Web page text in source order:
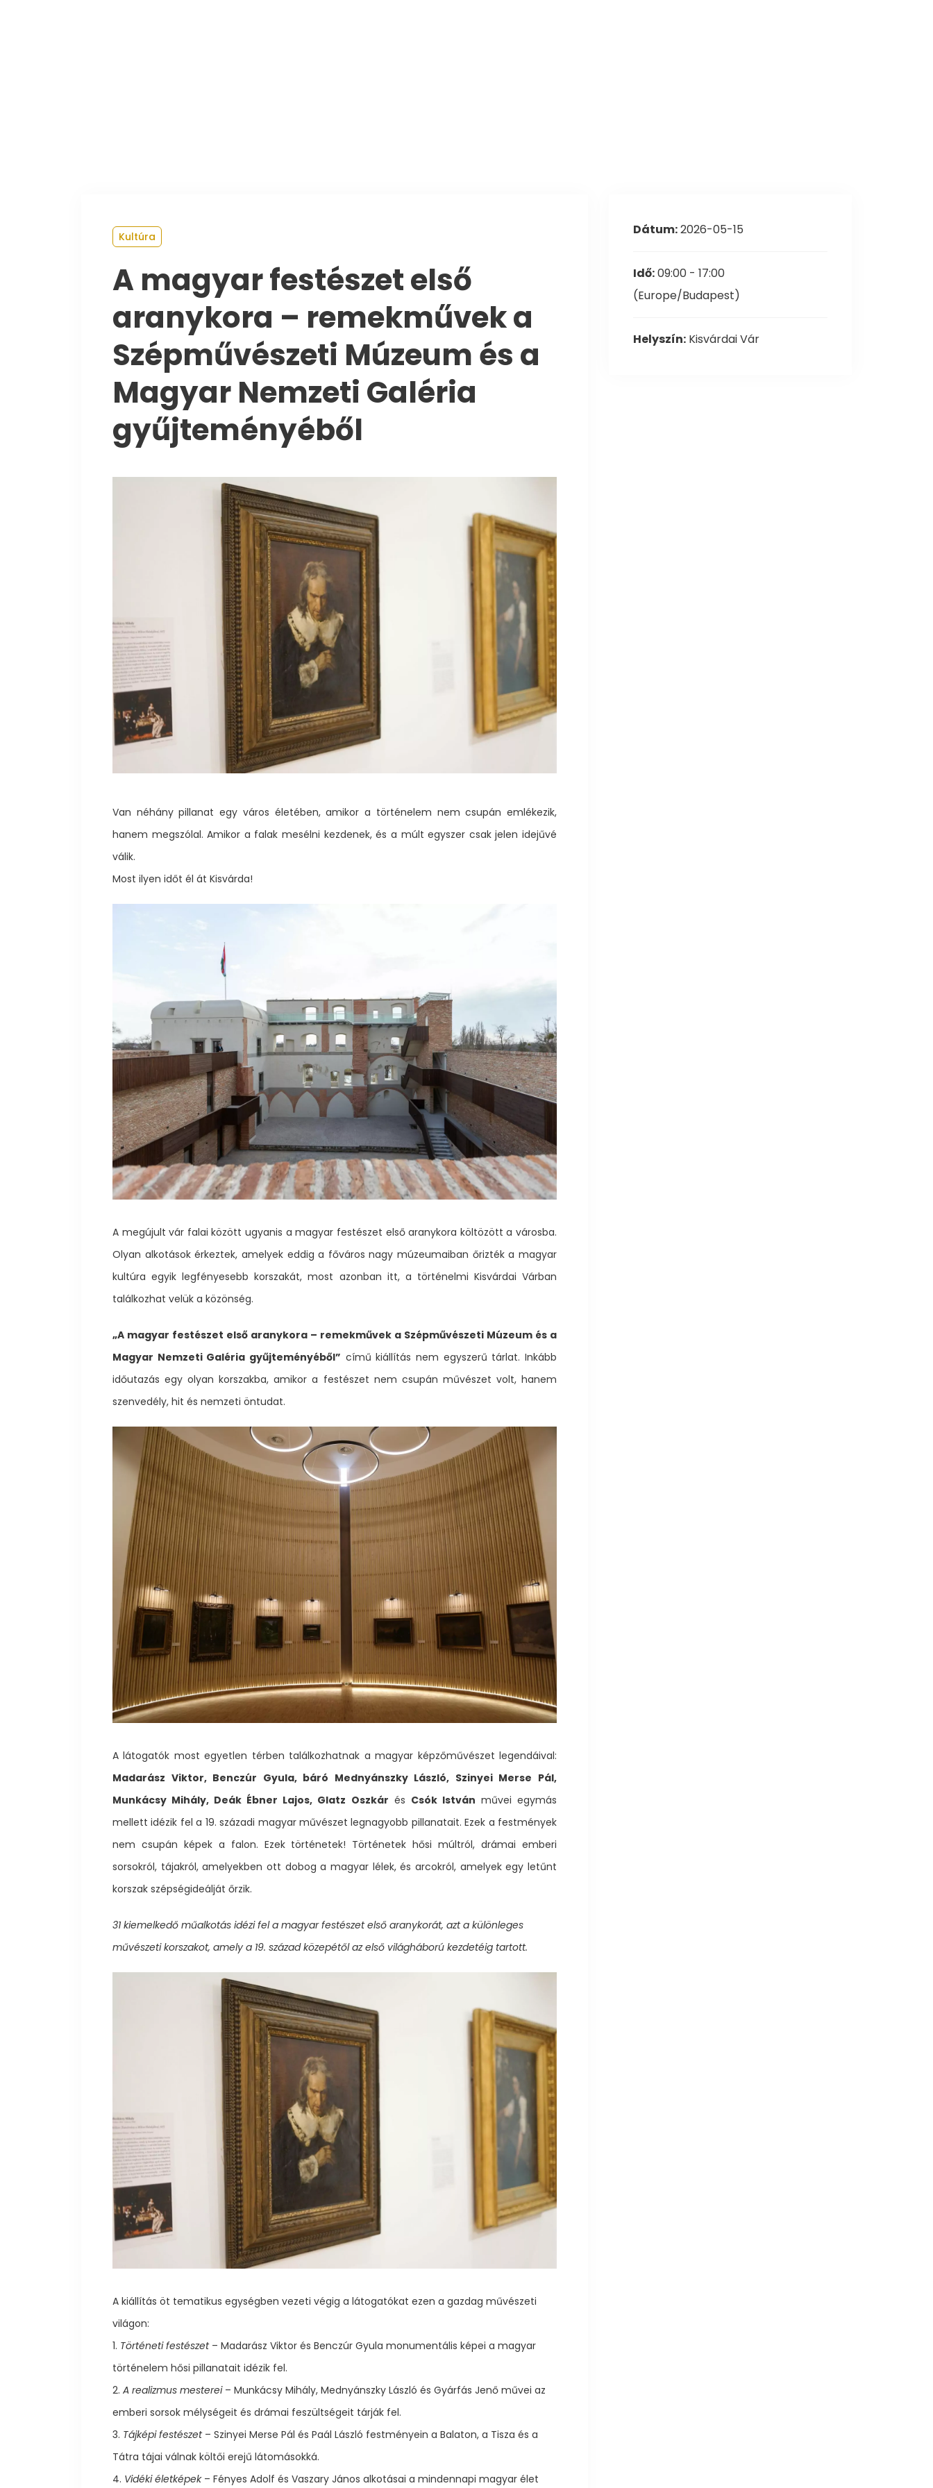
Kultúra
A magyar festészet első
aranykora – remekművek a
Szépművészeti Múzeum és a
Magyar Nemzeti Galéria
gyűjteményéből
Van néhány pillanat egy város életében, amikor a történelem nem csupán emlékezik,
hanem megszólal. Amikor a falak mesélni kezdenek, és a múlt egyszer csak jelen idejűvé
válik.
Most ilyen időt él át Kisvárda!
A megújult vár falai között ugyanis a magyar festészet első aranykora költözött a városba.
Olyan alkotások érkeztek, amelyek eddig a főváros nagy múzeumaiban őrizték a magyar
kultúra egyik legfényesebb korszakát, most azonban itt, a történelmi Kisvárdai Várban
találkozhat velük a közönség.
„A magyar festészet első aranykora – remekművek a Szépművészeti Múzeum és a
Magyar Nemzeti Galéria gyűjteményéből” című kiállítás nem egyszerű tárlat. Inkább
időutazás egy olyan korszakba, amikor a festészet nem csupán művészet volt, hanem
szenvedély, hit és nemzeti öntudat.
A látogatók most egyetlen térben találkozhatnak a magyar képzőművészet legendáival:
Madarász Viktor, Benczúr Gyula, báró Mednyánszky László, Szinyei Merse Pál,
Munkácsy Mihály, Deák Ébner Lajos, Glatz Oszkár és Csók István művei egymás
mellett idézik fel a 19. századi magyar művészet legnagyobb pillanatait. Ezek a festmények
nem csupán képek a falon. Ezek történetek! Történetek hősi múltról, drámai emberi
sorsokról, tájakról, amelyekben ott dobog a magyar lélek, és arcokról, amelyek egy letűnt
korszak szépségideálját őrzik.
31 kiemelkedő műalkotás idézi fel a magyar festészet első aranykorát, azt a különleges
művészeti korszakot, amely a 19. század közepétől az első világháború kezdetéig tartott.
A kiállítás öt tematikus egységben vezeti végig a látogatókat ezen a gazdag művészeti
világon:
1. Történeti festészet– Madarász Viktor és Benczúr Gyula monumentális képei a magyar
történelem hősi pillanatait idézik fel.
2. A realizmus mesterei– Munkácsy Mihály, Mednyánszky László és Gyárfás Jenő művei az
emberi sorsok mélységeit és drámai feszültségeit tárják fel.
3. Tájképi festészet– Szinyei Merse Pál és Paál László festményein a Balaton, a Tisza és a
Tátra tájai válnak költői erejű látomásokká.
4. Vidéki életképek– Fényes Adolf és Vaszary János alkotásai a mindennapi magyar élet
Dátum:2026-05-15
Idő:09:00 - 17:00
(Europe/Budapest)
Helyszín: Kisvárdai Vár